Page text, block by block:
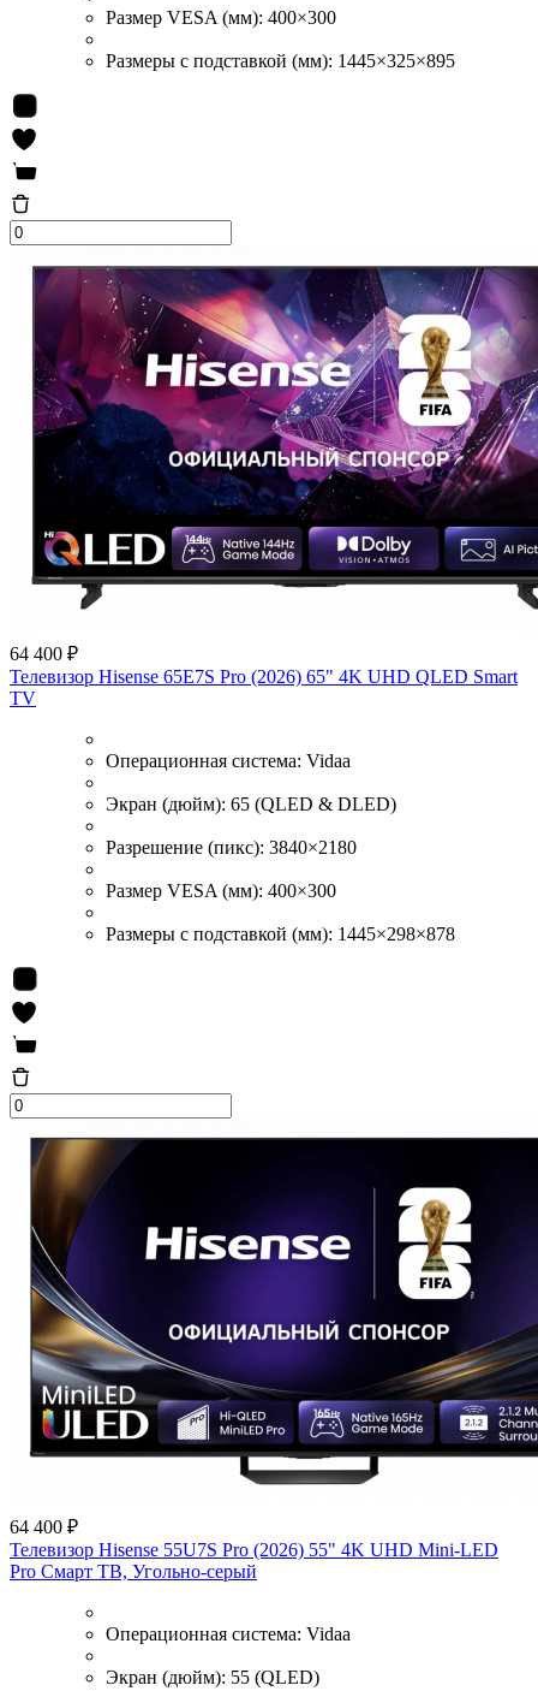
Размер VESA (мм): 400×300
Размеры с подставкой (мм): 1445×325×895
64 400 ₽
Телевизор Hisense 65E7S Pro (2026) 65" 4K UHD QLED Smart
TV
Операционная система: Vidaa
Экран (дюйм): 65 (QLED & DLED)
Разрешение (пикс): 3840×2180
Размер VESA (мм): 400×300
Размеры с подставкой (мм): 1445×298×878
64 400 ₽
Телевизор Hisense 55U7S Pro (2026) 55" 4K UHD Mini-LED
Pro Смарт ТВ, Угольно-серый
Операционная система: Vidaa
Экран (дюйм): 55 (QLED)